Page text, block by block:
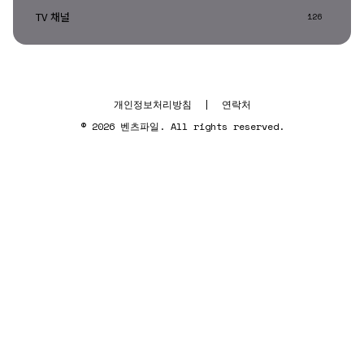
TV 채널 126
개인정보처리방침 |
연락처
© 2026 벤츠파일. All rights reserved.